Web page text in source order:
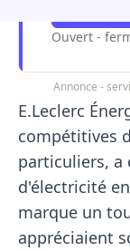
Ouvert -
Annonce -
E.Leclerc
compétitives
particuliers, a
d'électricité
marque un
appréciaient